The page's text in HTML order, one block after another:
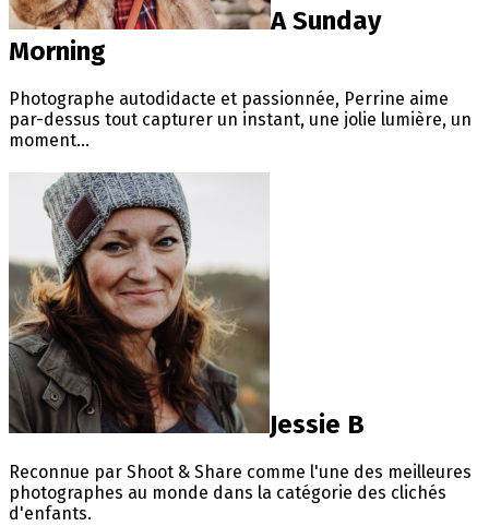
A Sunday
Morning
Photographe autodidacte et passionnée, Perrine aime
par-dessus tout capturer un instant, une jolie lumière, un
moment...
Jessie B
Reconnue par Shoot & Share comme l'une des meilleures
photographes au monde dans la catégorie des clichés
d'enfants.